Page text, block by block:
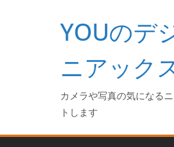
ッ
YOUのデ
ニアック
カメラや写真の気になる
トします